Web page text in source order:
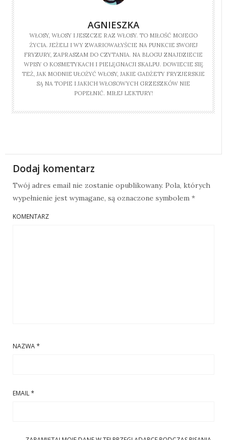
AGNIESZKA
WŁOSY, WŁOSY I JESZCZE RAZ WŁOSY. TO MIŁOŚĆ MOJEGO
ŻYCIA. JEŻELI I WY ZWARIOWAŁYŚCIE NA PUNKCIE SWOJEJ
FRYZURY, ZAPRASZAM DO CZYTANIA. NA BLOGU ZNAJDZIECIE
WPISY O KOSMETYKACH I PIELĘGNACJI SKALPU. DOWIECIE SIĘ
TEŻ, JAK MODNIE UŁOŻYĆ WŁOSY, JAKIE GADŻETY FRYZJERSKIE
SĄ NA TOPIE I JAKICH WŁOSOWYCH GRZESZKÓW NIE
POPEŁNIĆ. MIŁEJ LEKTURY!
Dodaj komentarz
Twój adres email nie zostanie opublikowany. Pola, których
wypełnienie jest wymagane, są oznaczone symbolem *
KOMENTARZ
NAZWA*
EMAIL*